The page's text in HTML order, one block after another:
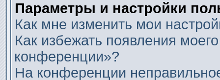
Параметры и настройки
Как мне изменить мои
Как избежать появления
конференции»?
На конференции